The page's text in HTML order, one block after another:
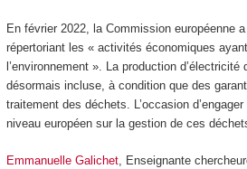
En février 2022, la Commission européenne a
répertoriant les « activités économiques
l’environnement ». La production d’électricité
désormais incluse, à condition que des
traitement des déchets. L’occasion
niveau européen sur la gestion de ces
Emmanuelle Galichet, Enseignante